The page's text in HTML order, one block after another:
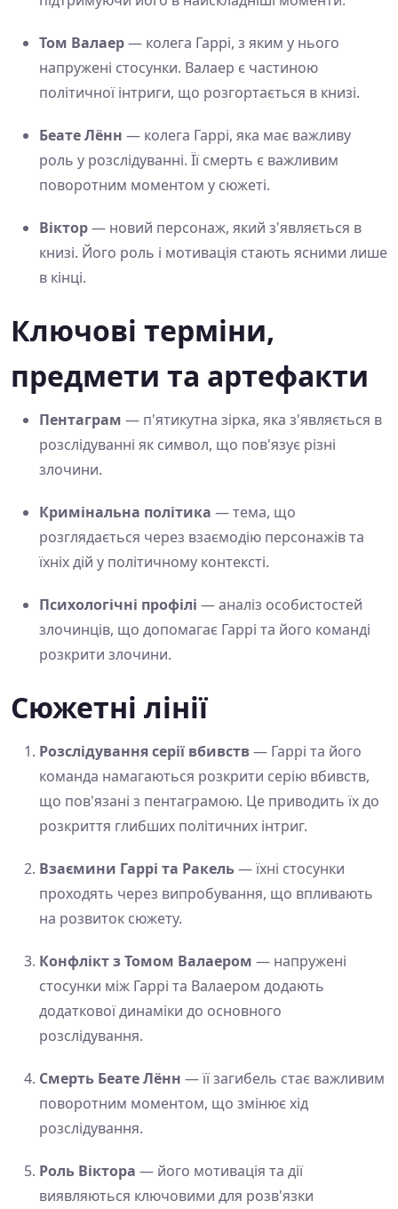
Том Валаер— колега Гаррі, з яким у нього
напружені стосунки. Валаер є частиною
політичної інтриги, що розгортається в книзі.
Беате Лённ — колега Гаррі, яка має важливу
роль у розслідуванні. Її смерть є важливим
поворотним моментом у сюжеті.
Віктор— новий персонаж, який з'являється в
книзі. Його роль і мотивація стають ясними лише
в кінці.
Ключові терміни,
предмети та артефакти
Пентаграм — п'ятикутна зірка, яка з'являється в
розслідуванні як символ, що пов'язує різні
злочини.
Кримінальна політика — тема, що
розглядається через взаємодію персонажів та
їхніх дій у політичному контексті.
Психологічні профілі — аналіз особистостей
злочинців, що допомагає Гаррі та його команді
розкрити злочини.
Сюжетні лінії
Розслідування серії вбивств— Гаррі та його
команда намагаються розкрити серію вбивств,
що пов'язані з пентаграмою. Це приводить їх до
розкриття глибших політичних інтриг.
Взаємини Гаррі та Ракель— їхні стосунки
проходять через випробування, що впливають
на розвиток сюжету.
Конфлікт з Томом Валаером — напружені
стосунки між Гаррі та Валаером додають
додаткової динаміки до основного
розслідування.
Смерть Беате Лённ — її загибель стає важливим
поворотним моментом, що змінює хід
розслідування.
Роль Віктора — його мотивація та дії
виявляються ключовими для розв'язки